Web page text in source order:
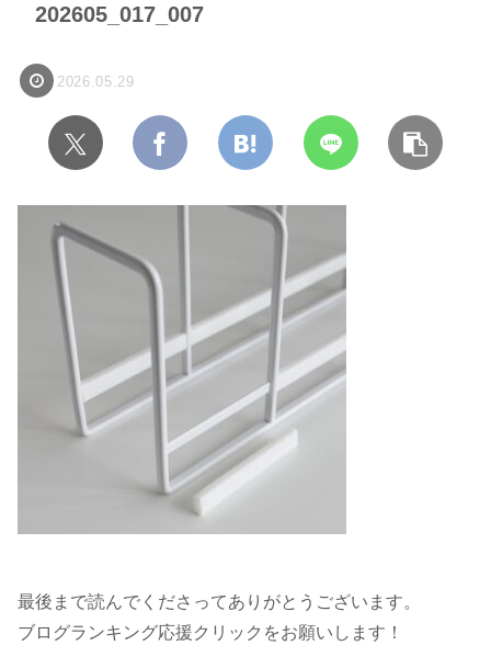
202605_017_007
2026.05.29
最後まで読んでくださってありがとうございます。
ブログランキング応援クリックをお願いします！